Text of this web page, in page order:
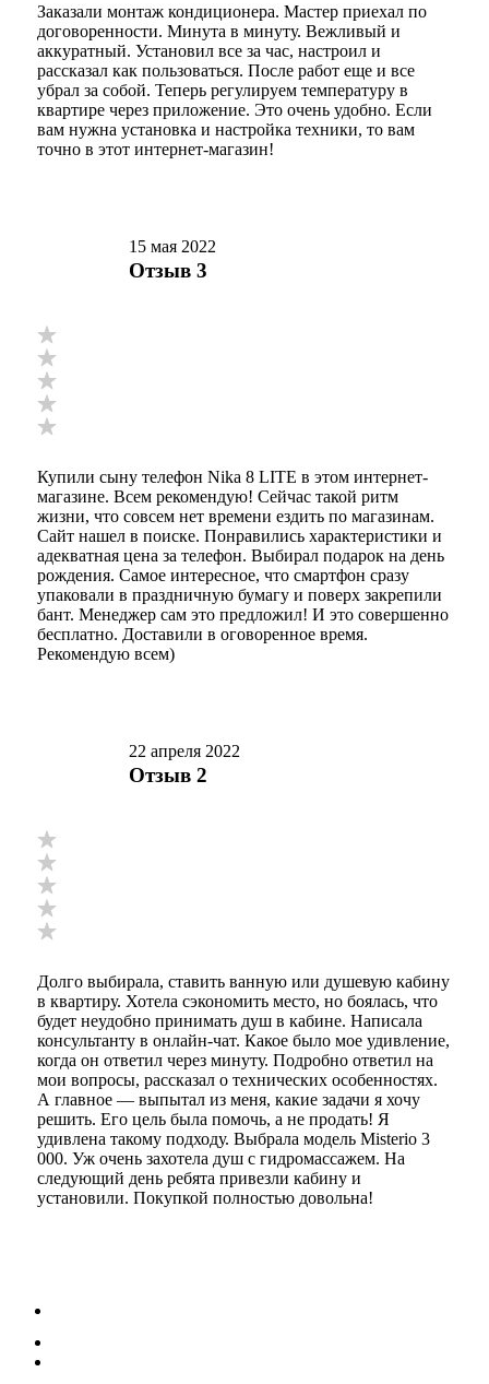
Заказали монтаж кондиционера. Мастер приехал по
договоренности. Минута в минуту. Вежливый и
аккуратный. Установил все за час, настроил и
рассказал как пользоваться. После работ еще и все
убрал за собой. Теперь регулируем температуру в
квартире через приложение. Это очень удобно. Если
вам нужна установка и настройка техники, то вам
точно в этот интернет-магазин!
15 мая 2022
Отзыв 3
Купили сыну телефон Nika 8 LITE в этом интернет-
магазине. Всем рекомендую! Сейчас такой ритм
жизни, что совсем нет времени ездить по магазинам.
Сайт нашел в поиске. Понравились характеристики и
адекватная цена за телефон. Выбирал подарок на день
рождения. Самое интересное, что смартфон сразу
упаковали в праздничную бумагу и поверх закрепили
бант. Менеджер сам это предложил! И это совершенно
бесплатно. Доставили в оговоренное время.
Рекомендую всем)
22 апреля 2022
Отзыв 2
Долго выбирала, ставить ванную или душевую кабину
в квартиру. Хотела сэкономить место, но боялась, что
будет неудобно принимать душ в кабине. Написала
консультанту в онлайн-чат. Какое было мое удивление,
когда он ответил через минуту. Подробно ответил на
мои вопросы, рассказал о технических особенностях.
А главное — выпытал из меня, какие задачи я хочу
решить. Его цель была помочь, а не продать! Я
удивлена такому подходу. Выбрала модель Misterio 3
000. Уж очень захотела душ с гидромассажем. На
следующий день ребята привезли кабину и
установили. Покупкой полностью довольна!